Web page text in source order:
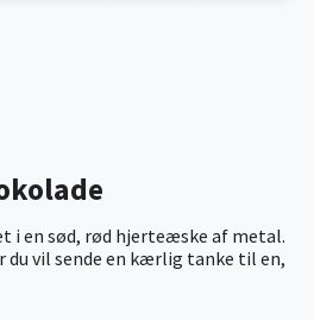
i en sød, rød hjerteæske af metal.
du vil sende en kærlig tanke til en,